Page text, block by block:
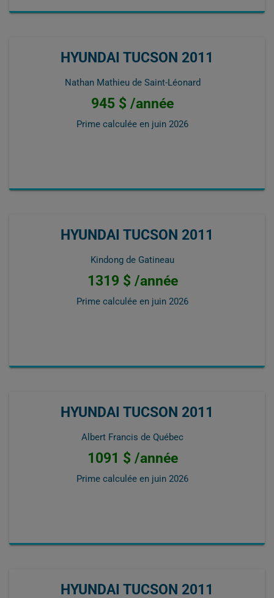
HYUNDAI TUCSON 2011
Nathan Mathieu de Saint-Léonard
945 $ /année
Prime calculée en juin 2026
HYUNDAI TUCSON 2011
Kindong de Gatineau
1319 $ /année
Prime calculée en juin 2026
HYUNDAI TUCSON 2011
Albert Francis de Québec
1091 $ /année
Prime calculée en juin 2026
HYUNDAI TUCSON 2011